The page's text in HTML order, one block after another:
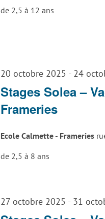
de 2,5 à 12 ans
20 octobre 2025 - 24
Stages Solea –
Frameries
Ecole Calmette - Frameries
de 2,5 à 8 ans
27 octobre 2025 - 31